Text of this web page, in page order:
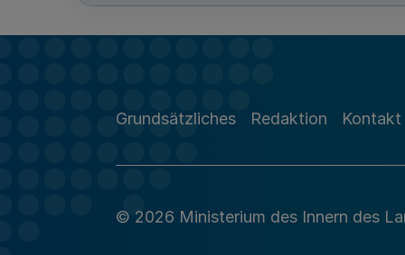
Grundsätzliches Redaktion Kontakt
© 2026 Ministerium des Innern des